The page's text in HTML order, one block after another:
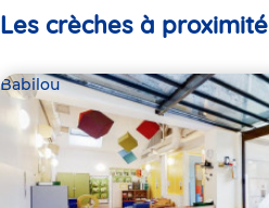
Les crèches à proximité
Babilou